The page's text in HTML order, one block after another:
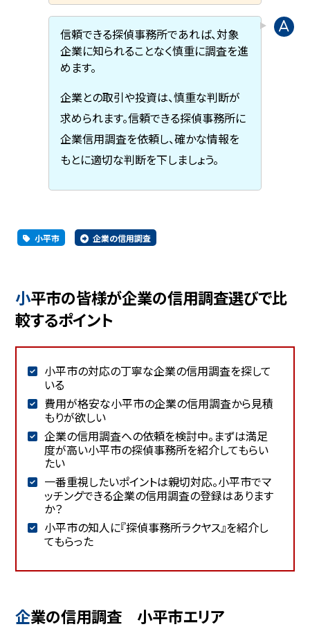
信頼できる探偵事務所であれば、対象
企業に知られることなく慎重に調査を進
めます。
企業との取引や投資は、慎重な判断が
求められます。信頼できる探偵事務所に
企業信用調査を依頼し、確かな情報を
もとに適切な判断を下しましょう。
小平市 企業の信用調査
小平市の皆様が企業の信用調査選びで比
較するポイント
小平市の対応の丁寧な企業の信用調査を探して
いる
費用が格安な小平市の企業の信用調査から見積
もりが欲しい
企業の信用調査への依頼を検討中。まずは満足
度が高い小平市の探偵事務所を紹介してもらい
たい
一番重視したいポイントは親切対応。小平市でマ
ッチングできる企業の信用調査の登録はあります
か？
小平市の知人に『探偵事務所ラクヤス』を紹介し
てもらった
企業の信用調査 小平市エリア